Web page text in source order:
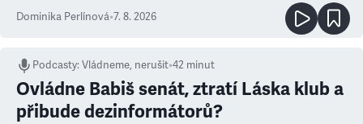
Dominika Perlínová•7. 8. 2026
Podcasty:Vládneme, nerušit•42 minut
Ovládne Babiš senát, ztratí Láska klub a
přibude dezinformátorů?